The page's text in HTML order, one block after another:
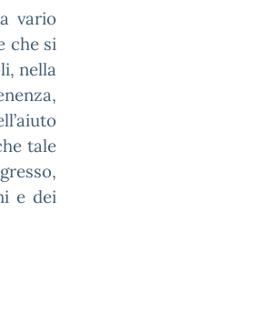
vario
che si
nella
tale
e dei